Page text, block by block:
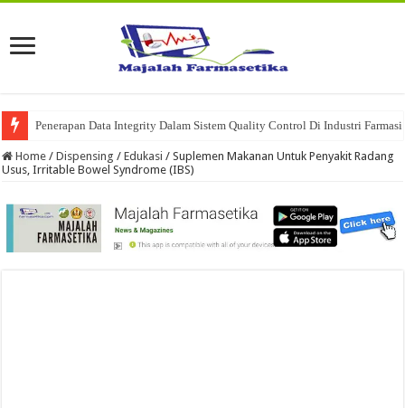
Penerapan Data Integrity Dalam Sistem Quality Control Di Industri Farmasi
Home / Dispensing / Edukasi / Suplemen Makanan Untuk Penyakit Radang
Usus, Irritable Bowel Syndrome (IBS)